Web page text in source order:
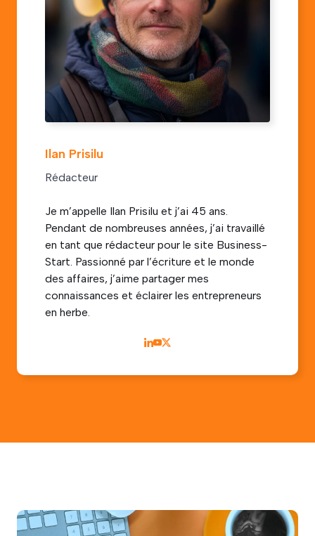
Ilan Prisilu
Rédacteur
Je m’appelle Ilan Prisilu et j’ai 45 ans.
Pendant de nombreuses années, j’ai travaillé
en tant que rédacteur pour le site Business-
Start. Passionné par l’écriture et le monde
des affaires, j’aime partager mes
connaissances et éclairer les entrepreneurs
en herbe.